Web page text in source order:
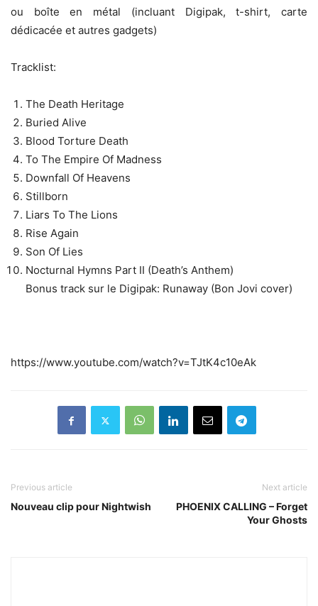
ou boîte en métal (incluant Digipak, t-shirt, carte
dédicacée et autres gadgets)
Tracklist:
The Death Heritage
Buried Alive
Blood Torture Death
To The Empire Of Madness
Downfall Of Heavens
Stillborn
Liars To The Lions
Rise Again
Son Of Lies
Nocturnal Hymns Part II (Death’s Anthem)
Bonus track sur le Digipak: Runaway (Bon Jovi cover)
https://www.youtube.com/watch?v=TJtK4c10eAk
Previous article
Nouveau clip pour Nightwish
Next article
PHOENIX CALLING – Forget
Your Ghosts